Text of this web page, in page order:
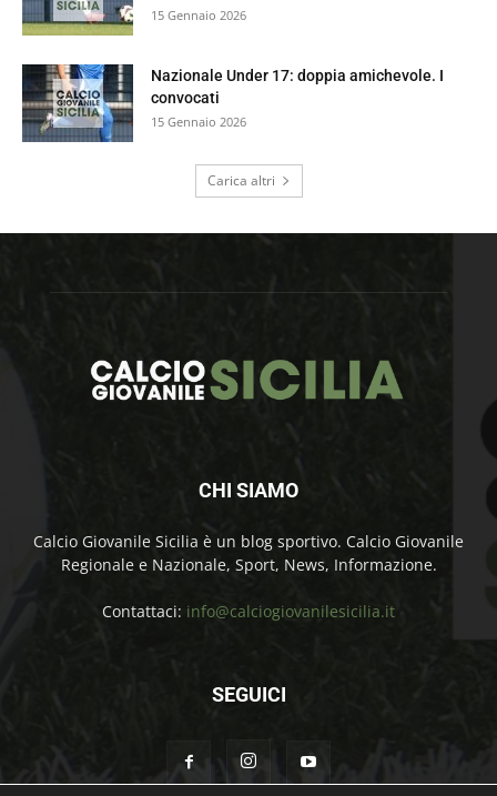
15 Gennaio 2026
Nazionale Under 17: doppia amichevole. I
convocati
15 Gennaio 2026
Carica altri
CHI SIAMO
Calcio Giovanile Sicilia è un blog sportivo. Calcio Giovanile
Regionale e Nazionale, Sport, News, Informazione.
Contattaci: info@calciogiovanilesicilia.it
SEGUICI